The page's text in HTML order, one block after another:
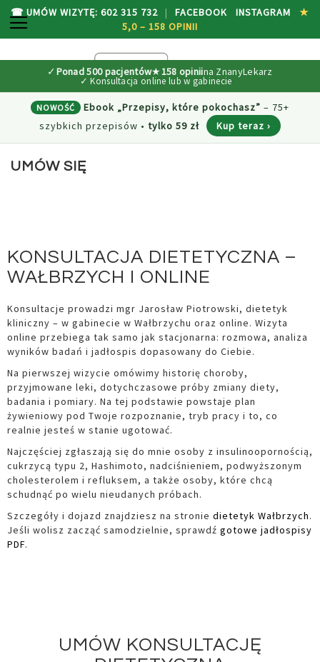
☎ UMÓW WIZYTĘ: 602 315 732 | FACEBOOK INSTAGRAM
★
5,0 – 158 OPINII
SEARCH
✓Ponad 500 pacjentów★158 opiniina ZnanyLekarz
NOWOŚĆ Ebook „Przepisy, które pokochasz” – 75+
szybkich przepisów • tylko 59 zł Kup teraz ›
UMÓW SIĘ
KONSULTACJA DIETETYCZNA –
WAŁBRZYCH I ONLINE
Konsultacje prowadzi mgr Jarosław Piotrowski, dietetyk
kliniczny – w gabinecie w Wałbrzychu oraz online. Wizyta
online przebiega tak samo jak stacjonarna: rozmowa, analiza
wyników badań i jadłospis dopasowany do Ciebie.
Na pierwszej wizycie omówimy historię choroby,
przyjmowane leki, dotychczasowe próby zmiany diety,
badania i pomiary. Na tej podstawie powstaje plan
żywieniowy pod Twoje rozpoznanie, tryb pracy i to, co
realnie jesteś w stanie ugotować.
Najczęściej zgłaszają się do mnie osoby z insulinoopornością,
cukrzycą typu 2, Hashimoto, nadciśnieniem, podwyższonym
cholesterolem i refluksem, a także osoby, które chcą
schudnąć po wielu nieudanych próbach.
Szczegóły i dojazd znajdziesz na stronie dietetyk Wałbrzych.
Jeśli wolisz zacząć samodzielnie, sprawdź gotowe jadłospisy
PDF.
UMÓW KONSULTACJĘ